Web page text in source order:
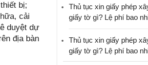
bị;
cải
duyệt dự
địa bàn
Thủ tục xin giấy phép
giấy tờ gì? Lệ phí bao
Thủ tục xin giấy phép
giấy tờ gì? Lệ phí bao